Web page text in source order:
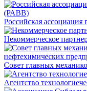
Российская ассоциация
Некоммерческое
Совет главных
Агентство